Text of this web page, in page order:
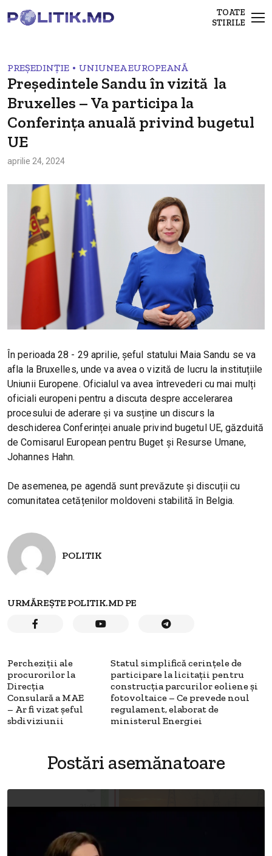
TOATE
STIRILE
PREȘEDINȚIE • UNIUNEA EUROPEANĂ
Președintele Sandu în vizită la
Bruxelles – Va participa la
Conferința anuală privind bugetul
UE
aprilie 24, 2024
În perioada 28 - 29 aprilie, șeful statului Maia Sandu se va
afla la Bruxelles, unde va avea o vizită de lucru la instituțiile
Uniunii Europene. Oficialul va avea întrevederi cu mai mulți
oficiali europeni pentru a discuta despre accelerarea
procesului de aderare și va susține un discurs la
deschiderea Conferinței anuale privind bugetul UE, găzduită
de Comisarul European pentru Buget și Resurse Umane,
Johannes Hahn.
De asemenea, pe agendă sunt prevăzute și discuții cu
comunitatea cetățenilor moldoveni stabilită în Belgia.
POLITIK
URMĂREȘTE POLITIK.MD PE
Percheziții ale
procurorilor la
Direcția
Consulară a MAE
– Ar fi vizat șeful
sbdiviziunii
Statul simplifică cerințele de
participare la licitații pentru
construcția parcurilor eoliene și
fotovoltaice – Ce prevede noul
regulament, elaborat de
ministerul Energiei
Postări asemănatoare